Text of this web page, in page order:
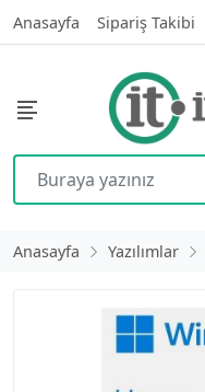
Anasayfa Sipariş Takibi
Anasayfa Yazılımlar